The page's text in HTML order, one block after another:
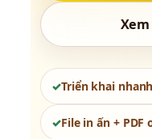
Triển khai
File in ấn + PDF